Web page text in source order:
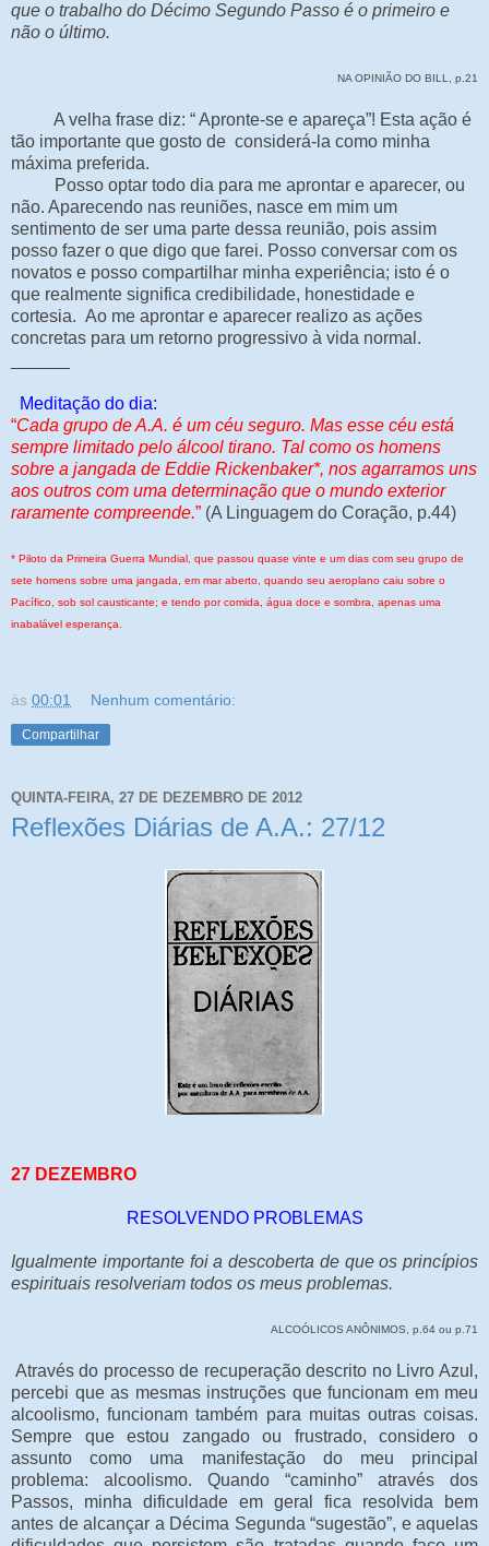
que o trabalho do Décimo Segundo Passo é o primeiro e
não o último.
NA OPINIÃO DO BILL, p.21
A velha frase diz: “ Apronte-se e apareça”! Esta ação é
tão importante que gosto de considerá-la como minha
máxima preferida.
Posso optar todo dia para me aprontar e aparecer, ou
não. Aparecendo nas reuniões, nasce em mim um
sentimento de ser uma parte dessa reunião, pois assim
posso fazer o que digo que farei. Posso conversar com os
novatos e posso compartilhar minha experiência; isto é o
que realmente significa credibilidade, honestidade e
cortesia. Ao me aprontar e aparecer realizo as ações
concretas para um retorno progressivo à vida normal.
Meditação do dia:
“Cada grupo de A.A. é um céu seguro. Mas esse céu está
sempre limitado pelo álcool tirano. Tal como os homens
sobre a jangada de Eddie Rickenbaker*, nos agarramos uns
aos outros com uma determinação que o mundo exterior
raramente compreende.” (A Linguagem do Coração, p.44)
* Piloto da Primeira Guerra Mundial, que passou quase vinte e um dias com seu grupo de
sete homens sobre uma jangada, em mar aberto, quando seu aeroplano caiu sobre o
Pacífico, sob sol causticante; e tendo por comida, água doce e sombra, apenas uma
inabalável esperança.
às 00:01 Nenhum comentário:
Compartilhar
QUINTA-FEIRA, 27 DE DEZEMBRO DE 2012
Reflexões Diárias de A.A.: 27/12
27 DEZEMBRO
RESOLVENDO PROBLEMAS
Igualmente importante foi a descoberta de que os princípios
espirituais resolveriam todos os meus problemas.
ALCOÓLICOS ANÔNIMOS, p.64 ou p.71
Através do processo de recuperação descrito no Livro Azul,
percebi que as mesmas instruções que funcionam em meu
alcoolismo, funcionam também para muitas outras coisas.
Sempre que estou zangado ou frustrado, considero o
assunto como uma manifestação do meu principal
problema: alcoolismo. Quando “caminho” através dos
Passos, minha dificuldade em geral fica resolvida bem
antes de alcançar a Décima Segunda “sugestão”, e aquelas